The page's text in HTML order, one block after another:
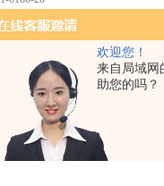
欢迎您！
来自局域网
助您的吗？
05-00-01-023-00
09-05-02-071-00
X 2 W 0.0贺德克呼吸器现货